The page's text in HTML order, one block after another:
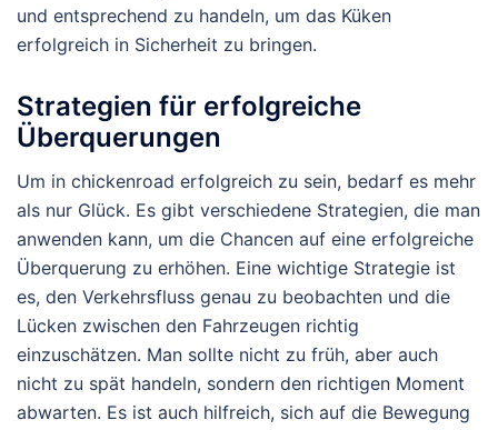
und entsprechend zu handeln, um das Küken
erfolgreich in Sicherheit zu bringen.
Strategien für erfolgreiche
Überquerungen
Um in chickenroad erfolgreich zu sein, bedarf es mehr
als nur Glück. Es gibt verschiedene Strategien, die man
anwenden kann, um die Chancen auf eine erfolgreiche
Überquerung zu erhöhen. Eine wichtige Strategie ist
es, den Verkehrsfluss genau zu beobachten und die
Lücken zwischen den Fahrzeugen richtig
einzuschätzen. Man sollte nicht zu früh, aber auch
nicht zu spät handeln, sondern den richtigen Moment
abwarten. Es ist auch hilfreich, sich auf die Bewegung